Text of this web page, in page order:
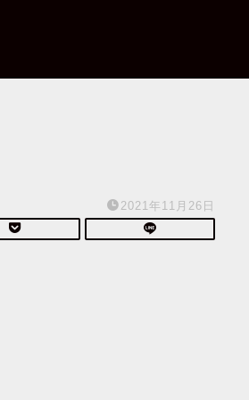
2021年11月26日